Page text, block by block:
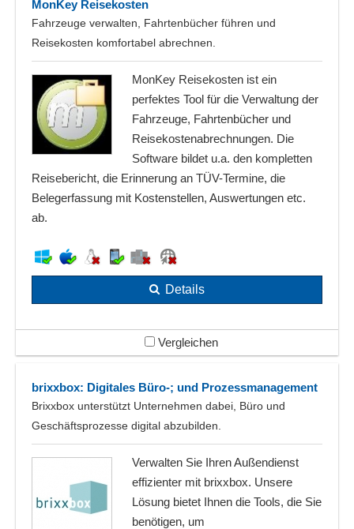
MonKey Reisekosten
Fahrzeuge verwalten, Fahrtenbücher führen und
Reisekosten komfortabel abrechnen.
MonKey Reisekosten ist ein
perfektes Tool für die Verwaltung der
Fahrzeuge, Fahrtenbücher und
Reisekostenabrechnungen. Die
Software bildet u.a. den kompletten
Reisebericht, die Erinnerung an TÜV-Termine, die
Belegerfassung mit Kostenstellen, Auswertungen etc.
ab.
Details
Vergleichen
brixxbox: Digitales Büro-; und Prozessmanagement
Brixxbox unterstützt Unternehmen dabei, Büro und
Geschäftsprozesse digital abzubilden.
Verwalten Sie Ihren Außendienst
effizienter mit brixxbox. Unsere
Lösung bietet Ihnen die Tools, die Sie
benötigen, um